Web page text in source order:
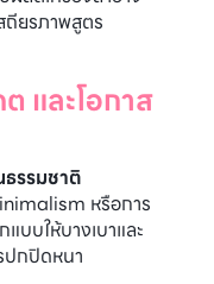
ถียรภาพสูตร
และโอกาส
ธรรมชาติ
หรือการ
บบให้บางเบาและ
ปกปิดหนา